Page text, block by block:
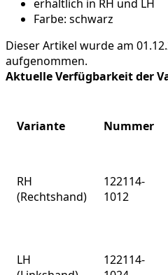
erhältlich in RH und LH
Farbe: schwarz
Dieser Artikel wurde am
aufgenommen.
Aktuelle Verfügbarkeit der
Variante Nummer
RH
(Rechtshand)
122114-
1012
LH
122114-